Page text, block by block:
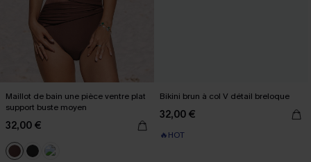
Maillot de bain une pièce ventre plat
support buste moyen
32,00 €
Bikini brun à col V détail breloque
32,00 €
🔥HOT